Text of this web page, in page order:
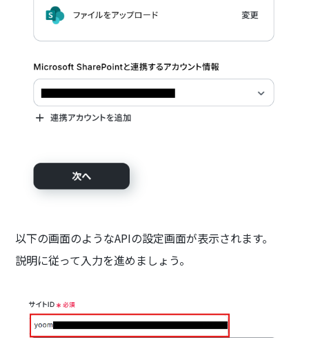
以下の画面のようなAPIの設定画面が表示されます。
説明に従って入力を進めましょう。